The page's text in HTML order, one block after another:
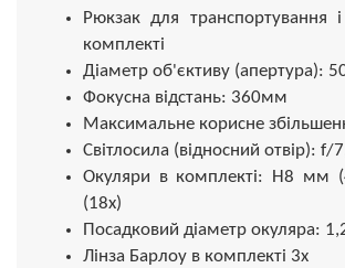
Рюкзак для транспортування
комплекті
Діаметр об'єктиву (апертура):
Фокусна відстань: 360мм
Максимальне корисне
Світлосила (відносний отвір): f/
Окуляри в комплекті: H8 мм
(18x)
Посадковий діаметр окуляра:
Лінза Барлоу в комплекті 3x